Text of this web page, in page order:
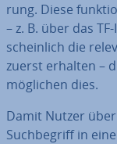
rung. Diese
– z. B. über das
schein­lich die
zuerst erhalten –
mög­li­chen dies.
Damit Nutzer
Such­be­griff in